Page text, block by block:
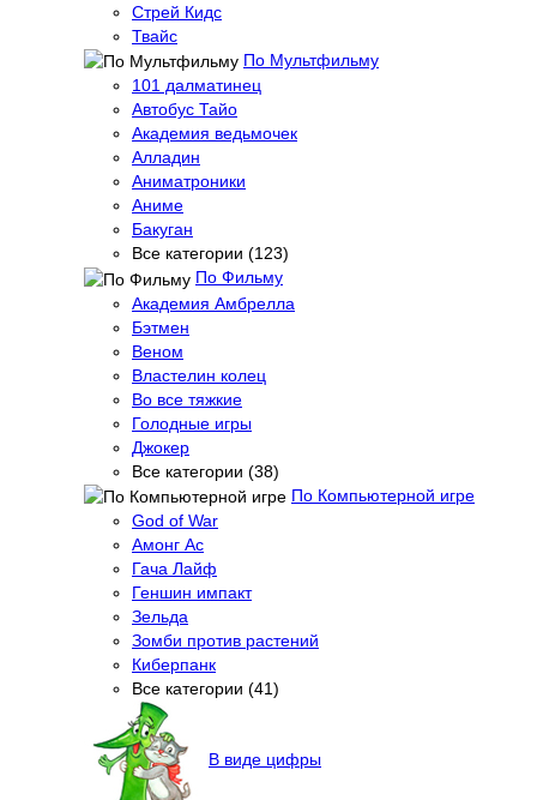
Стрей Кидс
Твайс
По Мультфильму
101 далматинец
Автобус Тайо
Академия ведьмочек
Алладин
Аниматроники
Аниме
Бакуган
Все категории (123)
По Фильму
Академия Амбрелла
Бэтмен
Веном
Властелин колец
Во все тяжкие
Голодные игры
Джокер
Все категории (38)
По Компьютерной игре
God of War
Амонг Ас
Гача Лайф
Геншин импакт
Зельда
Зомби против растений
Киберпанк
Все категории (41)
В виде цифры